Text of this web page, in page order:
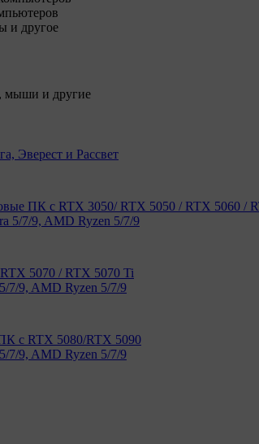
и другое
мыши и другие
Эверест и Рассвет
ПК с RTX 3050/ RTX 5050 / RTX 5060 /
5/7/9, AMD Ryzen 5/7/9
5070 / RTX 5070 Ti
7/9, AMD Ryzen 5/7/9
с RTX 5080/RTX 5090
7/9, AMD Ryzen 5/7/9